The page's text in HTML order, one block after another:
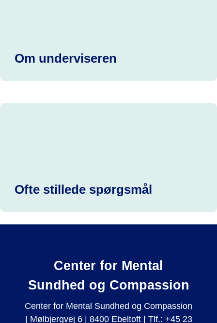
Om underviseren
Ofte stillede spørgsmål
Center for Mental
Sundhed og Compassion
Center for Mental Sundhed og Compassion
| Mølbjergvej 6 | 8400 Ebeltoft | Tlf.: +45 23